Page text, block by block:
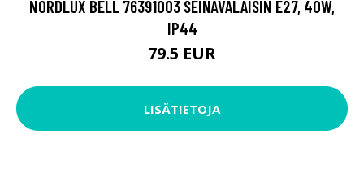
NORDLUX BELL 76391003 SEINÄVALAISIN E27, 40W,
IP44
79.5 EUR
LISÄTIETOJA